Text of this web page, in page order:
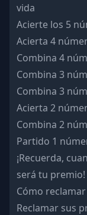
vida
Acierte los 5
Acierta 4
Combina 4
Combina 3
Combina 3
Acierta 2
Combina 2
Partido 1
¡Recuerda,
será tu premio!
Cómo
Reclamar sus